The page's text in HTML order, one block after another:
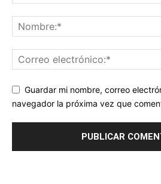
Guardar mi nombre, correo
navegador la próxima vez que